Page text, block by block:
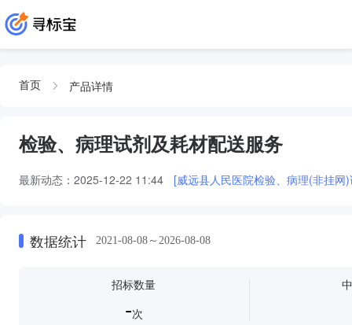
首页 产品详情
检验、病理试剂及耗材配送服务
最新动态： 2025-12-22 11:44 [威远县人民医院检验、病理(非挂
数据统计 2021-08-08～2026-08-08
招标数量
-次